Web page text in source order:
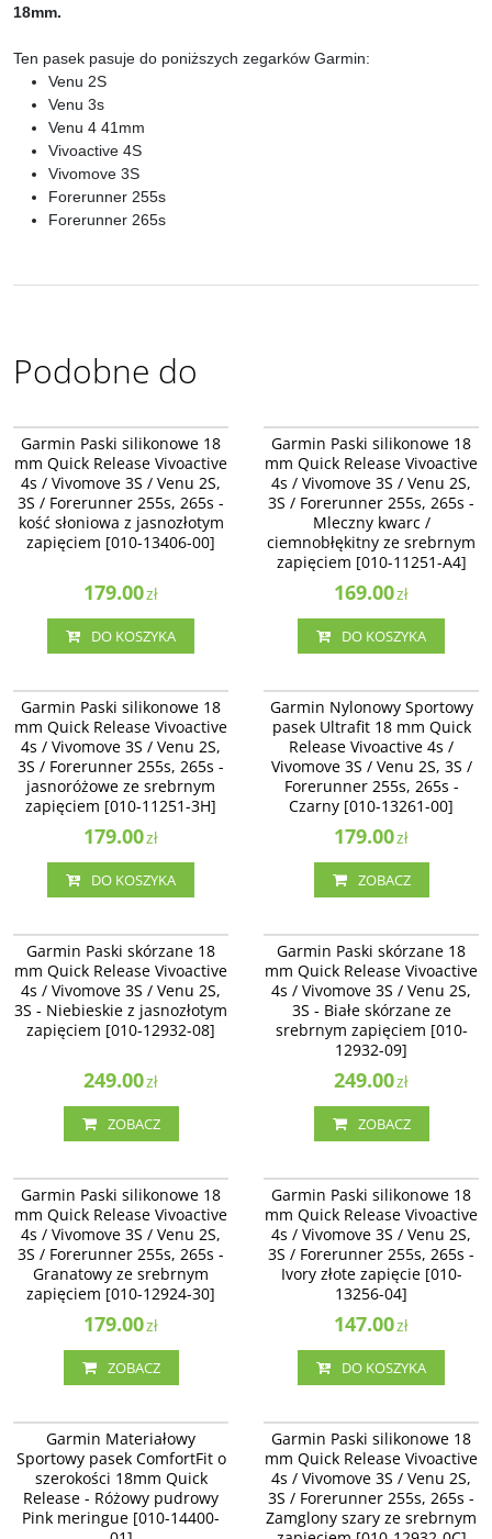
18mm.
Ten pasek pasuje do poniższych zegarków Garmin:
Venu 2S
Venu 3s
Venu 4 41mm
Vivoactive 4S
Vivomove 3S
Forerunner 255s
Forerunner 265s
Podobne do
Garmin Paski silikonowe 18
mm Quick Release Vivoactive
4s / Vivomove 3S / Venu 2S,
3S / Forerunner 255s, 265s -
kość słoniowa z jasnozłotym
zapięciem [010-13406-00]
179.00zł
DO KOSZYKA
Garmin Paski silikonowe 18
mm Quick Release Vivoactive
4s / Vivomove 3S / Venu 2S,
3S / Forerunner 255s, 265s -
Mleczny kwarc /
ciemnobłękitny ze srebrnym
zapięciem [010-11251-A4]
169.00zł
DO KOSZYKA
Garmin Paski silikonowe 18
mm Quick Release Vivoactive
4s / Vivomove 3S / Venu 2S,
3S / Forerunner 255s, 265s -
jasnoróżowe ze srebrnym
zapięciem [010-11251-3H]
179.00zł
DO KOSZYKA
Garmin Nylonowy Sportowy
pasek Ultrafit 18 mm Quick
Release Vivoactive 4s /
Vivomove 3S / Venu 2S, 3S /
Forerunner 255s, 265s -
Czarny [010-13261-00]
179.00zł
ZOBACZ
Garmin Paski skórzane 18
mm Quick Release Vivoactive
4s / Vivomove 3S / Venu 2S,
3S - Niebieskie z jasnozłotym
zapięciem [010-12932-08]
249.00zł
ZOBACZ
Garmin Paski skórzane 18
mm Quick Release Vivoactive
4s / Vivomove 3S / Venu 2S,
3S - Białe skórzane ze
srebrnym zapięciem [010-
12932-09]
249.00zł
ZOBACZ
Garmin Paski silikonowe 18
mm Quick Release Vivoactive
4s / Vivomove 3S / Venu 2S,
3S / Forerunner 255s, 265s -
Granatowy ze srebrnym
zapięciem [010-12924-30]
179.00zł
ZOBACZ
Garmin Paski silikonowe 18
mm Quick Release Vivoactive
4s / Vivomove 3S / Venu 2S,
3S / Forerunner 255s, 265s -
Ivory złote zapięcie [010-
13256-04]
147.00zł
DO KOSZYKA
Garmin Materiałowy
Sportowy pasek ComfortFit o
szerokości 18mm Quick
Release - Różowy pudrowy
Pink meringue [010-14400-
Garmin Paski silikonowe 18
mm Quick Release Vivoactive
4s / Vivomove 3S / Venu 2S,
3S / Forerunner 255s, 265s -
Zamglony szary ze srebrnym